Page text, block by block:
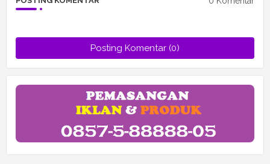
Posting Komentar (0)